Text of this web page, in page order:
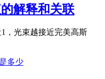
解释和关联
1，光束越接近完美高斯